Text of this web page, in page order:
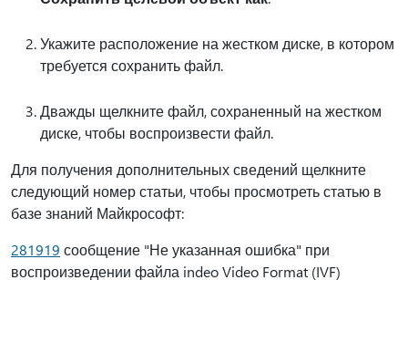
Укажите расположение на жестком диске, в котором
требуется сохранить файл.
Дважды щелкните файл, сохраненный на жестком
диске, чтобы воспроизвести файл.
Для получения дополнительных сведений щелкните
следующий номер статьи, чтобы просмотреть статью в
базе знаний Майкрософт:
281919 сообщение "Не указанная ошибка" при
воспроизведении файла indeo Video Format (IVF)